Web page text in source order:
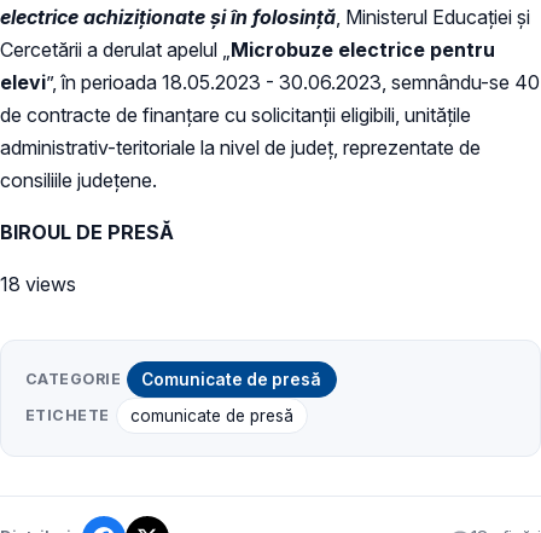
electrice achiziționate și în folosință , Ministerul Educației și
Cercetării a derulat apelul „ Microbuze electrice pentru
elevi”, în perioada 18.05.2023 - 30.06.2023, semnându-se 40
de contracte de finanțare cu solicitanții eligibili, unitățile
administrativ-teritoriale la nivel de județ, reprezentate de
consiliile județene.
BIROUL DE PRESĂ
18 views
CATEGORIE Comunicate de presă
ETICHETE comunicate de presă